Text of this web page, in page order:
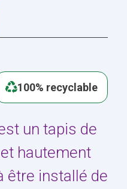
un tapis de
hautement
être installé de
100% recyclable